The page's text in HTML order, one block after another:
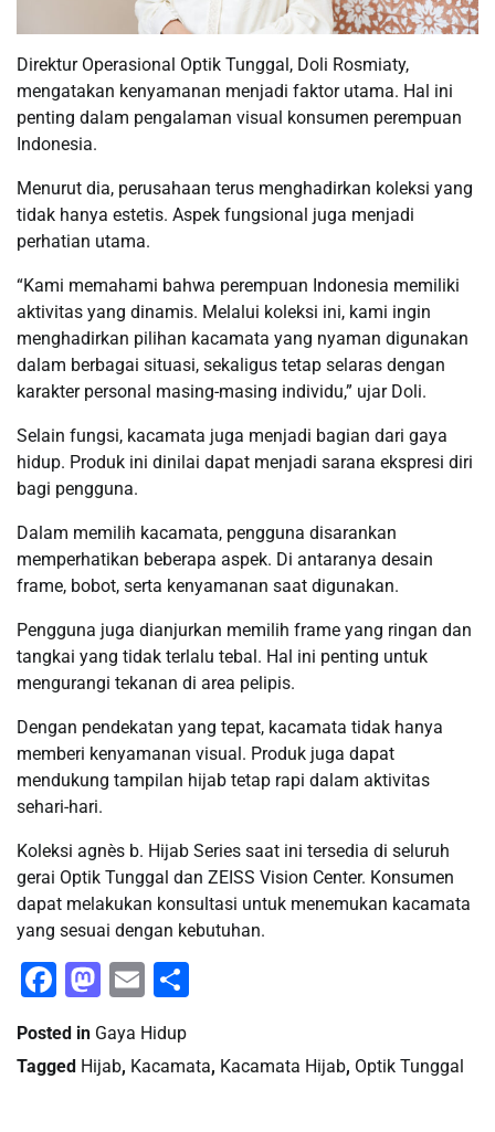
Direktur Operasional Optik Tunggal, Doli Rosmiaty,
mengatakan kenyamanan menjadi faktor utama. Hal ini
penting dalam pengalaman visual konsumen perempuan
Indonesia.
Menurut dia, perusahaan terus menghadirkan koleksi yang
tidak hanya estetis. Aspek fungsional juga menjadi
perhatian utama.
“Kami memahami bahwa perempuan Indonesia memiliki
aktivitas yang dinamis. Melalui koleksi ini, kami ingin
menghadirkan pilihan kacamata yang nyaman digunakan
dalam berbagai situasi, sekaligus tetap selaras dengan
karakter personal masing-masing individu,” ujar Doli.
Selain fungsi, kacamata juga menjadi bagian dari gaya
hidup. Produk ini dinilai dapat menjadi sarana ekspresi diri
bagi pengguna.
Dalam memilih kacamata, pengguna disarankan
memperhatikan beberapa aspek. Di antaranya desain
frame, bobot, serta kenyamanan saat digunakan.
Pengguna juga dianjurkan memilih frame yang ringan dan
tangkai yang tidak terlalu tebal. Hal ini penting untuk
mengurangi tekanan di area pelipis.
Dengan pendekatan yang tepat, kacamata tidak hanya
memberi kenyamanan visual. Produk juga dapat
mendukung tampilan hijab tetap rapi dalam aktivitas
sehari-hari.
Koleksi agnès b. Hijab Series saat ini tersedia di seluruh
gerai Optik Tunggal dan ZEISS Vision Center. Konsumen
dapat melakukan konsultasi untuk menemukan kacamata
yang sesuai dengan kebutuhan.
Facebook
Mastodon
Email
Posted in Gaya Hidup
Tagged Hijab, Kacamata, Kacamata Hijab, Optik Tunggal